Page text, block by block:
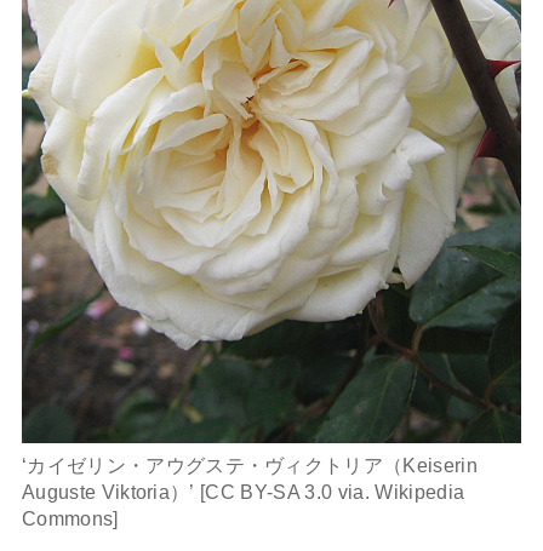
‘カイゼリン・アウグステ・ヴィクトリア（Keiserin
Auguste Viktoria）’ [CC BY-SA 3.0 via. Wikipedia
Commons]